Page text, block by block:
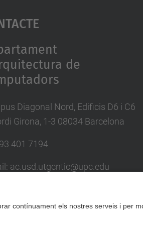
de
Diagonal Nord, Edificis D6 i C6
Girona, 1-3 08034 Barcelona
401 7194
ac.usd.utgcntic@upc.edu
de contacte